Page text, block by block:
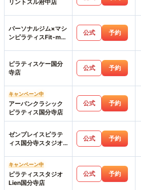
リントスル府中店
パーソナルジム×マシ
ンピラティスFit-me
公式 予約
ピラティスケー国分
寺店
公式 予約
キャンペーン中
アーバンクラシック
ピラティス国分寺店
公式 予約
ゼンプレイスピラテ
ィス国分寺スタジオ
公式 予約
キャンペーン中
ピラティススタジオ
Lien国分寺店
公式 予約